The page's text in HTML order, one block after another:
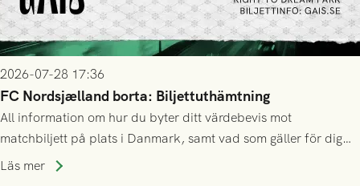
2026-07-28 17:36
FC Nordsjælland borta: Biljettuthämtning
All information om hur du byter ditt värdebevis mot
matchbiljett på plats i Danmark, samt vad som gäller för dig
som står på reservlista eller fått förhinder.
Läs mer